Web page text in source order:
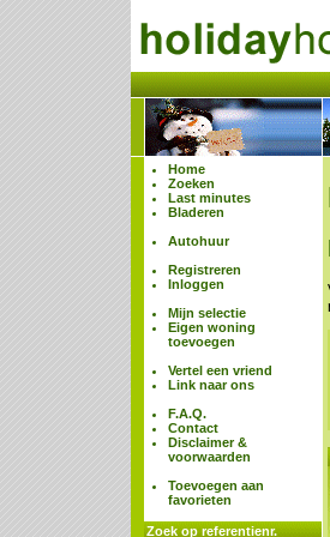
Home
Zoeken
Last minutes
Bladeren
Autohuur
Registreren
Inloggen
Mijn selectie
Eigen woning
toevoegen
Vertel een vriend
Link naar ons
F.A.Q.
Contact
Disclaimer &
voorwaarden
Toevoegen aan
favorieten
Zoek op referentienr.